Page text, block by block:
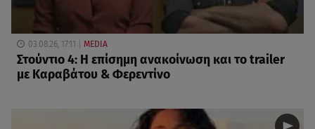
03.08.26, 17:11 MEDIA
Στούντιο 4: Η επίσημη ανακοίνωση και το trailer
με Καραβάτου & Φερεντίνο